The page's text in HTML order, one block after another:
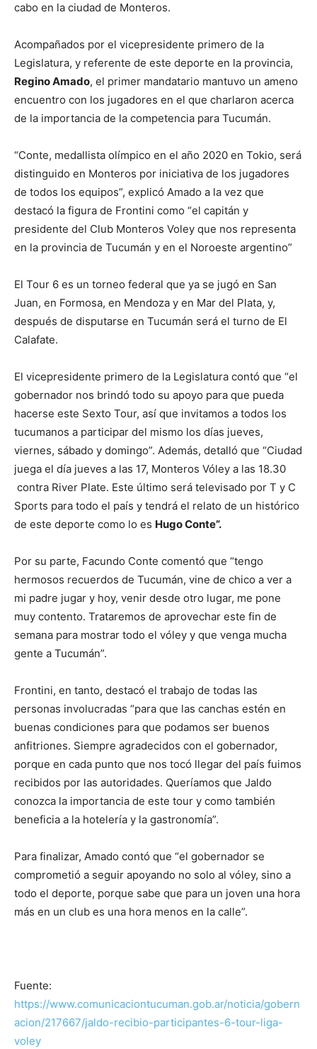
cabo en la ciudad de Monteros.
Acompañados por el vicepresidente primero de la
Legislatura, y referente de este deporte en la provincia,
Regino Amado, el primer mandatario mantuvo un ameno
encuentro con los jugadores en el que charlaron acerca
de la importancia de la competencia para Tucumán.
“Conte, medallista olímpico en el año 2020 en Tokio, será
distinguido en Monteros por iniciativa de los jugadores
de todos los equipos”, explicó Amado a la vez que
destacó la figura de Frontini como “el capitán y
presidente del Club Monteros Voley que nos representa
en la provincia de Tucumán y en el Noroeste argentino”
El Tour 6 es un torneo federal que ya se jugó en San
Juan, en Formosa, en Mendoza y en Mar del Plata, y,
después de disputarse en Tucumán será el turno de El
Calafate.
El vicepresidente primero de la Legislatura contó que “el
gobernador nos brindó todo su apoyo para que pueda
hacerse este Sexto Tour, así que invitamos a todos los
tucumanos a participar del mismo los días jueves,
viernes, sábado y domingo”. Además, detalló que “Ciudad
juega el día jueves a las 17, Monteros Vóley a las 18.30
contra River Plate. Este último será televisado por T y C
Sports para todo el país y tendrá el relato de un histórico
de este deporte como lo es Hugo Conte”.
Por su parte, Facundo Conte comentó que “tengo
hermosos recuerdos de Tucumán, vine de chico a ver a
mi padre jugar y hoy, venir desde otro lugar, me pone
muy contento. Trataremos de aprovechar este fin de
semana para mostrar todo el vóley y que venga mucha
gente a Tucumán”.
Frontini, en tanto, destacó el trabajo de todas las
personas involucradas “para que las canchas estén en
buenas condiciones para que podamos ser buenos
anfitriones. Siempre agradecidos con el gobernador,
porque en cada punto que nos tocó llegar del país fuimos
recibidos por las autoridades. Queríamos que Jaldo
conozca la importancia de este tour y como también
beneficia a la hotelería y la gastronomía”.
Para finalizar, Amado contó que “el gobernador se
comprometió a seguir apoyando no solo al vóley, sino a
todo el deporte, porque sabe que para un joven una hora
más en un club es una hora menos en la calle”.
Fuente:
https://www.comunicaciontucuman.gob.ar/noticia/gobern
acion/217667/jaldo-recibio-participantes-6-tour-liga-
voley